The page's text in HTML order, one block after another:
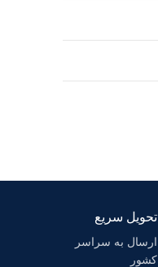
تحویل سریع
ارسال به سراسر
کشور